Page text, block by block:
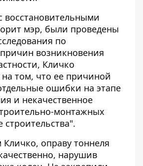
восстановительными
мэр, были проведены
по
возникновения
Кличко
том, что ее причиной
ошибки на этапе
и некачественное
монтажных
строительства".
Кличко, оправу тоннеля
нарушив